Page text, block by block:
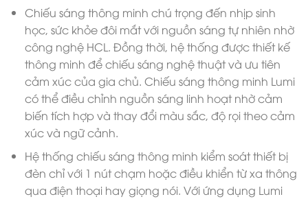
Chiếu sáng thông minh chú trọng đến nhịp sinh
học, sức khỏe đôi mắt với nguồn sáng tự nhiên nhờ
công nghệ HCL. Đồng thời, hệ thống được thiết kế
thông minh để chiếu sáng nghệ thuật và ưu tiên
cảm xúc của gia chủ. Chiếu sáng thông minh Lumi
có thể điều chỉnh nguồn sáng linh hoạt nhờ cảm
biến tích hợp và thay đổi màu sắc, độ rọi theo cảm
xúc và ngữ cảnh.
Hệ thống chiếu sáng thông minh kiểm soát thiết bị
đèn chỉ với 1 nút chạm hoặc điều khiển từ xa thông
qua điện thoại hay giọng nói. Với ứng dụng Lumi